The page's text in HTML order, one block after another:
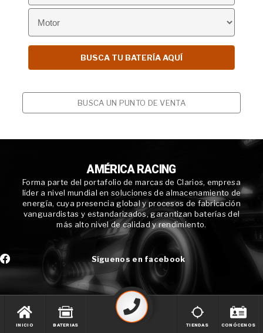
BUSCA UN PUNTO DE VENTA
AMÉRICA RACING
Forma parte del portafolio de marcas de Clarios, empresa
líder a nivel mundial en soluciones de almacenamiento de
energía, cuya presencia global y procesos de fabricación
vanguardistas y estandarizados, garantizan baterías del
más alto nivel de calidad y rendimiento.
Síguenos en facebook
INICIO BATERIAS TIENDAS CONÓCENOS